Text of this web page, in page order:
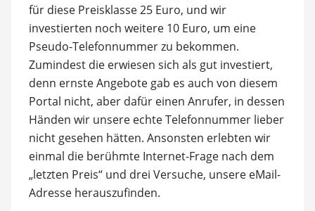
für diese Preisklasse 25 Euro, und wir
investierten noch weitere 10 Euro, um eine
Pseudo-Telefonnummer zu bekommen.
Zumindest die erwiesen sich als gut investiert,
denn ernste Angebote gab es auch von diesem
Portal nicht, aber dafür einen Anrufer, in dessen
Händen wir unsere echte Telefonnummer lieber
nicht gesehen hätten. Ansonsten erlebten wir
einmal die berühmte Internet-Frage nach dem
„letzten Preis“ und drei Versuche, unsere eMail-
Adresse herauszufinden.